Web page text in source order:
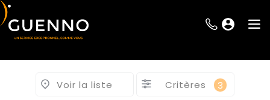
Voir la liste Critères 3